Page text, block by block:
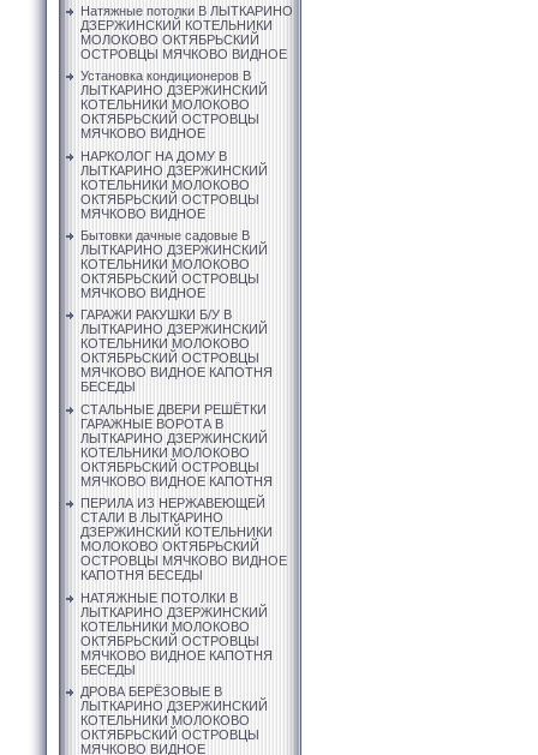
Натяжные потолки В ЛЫТКАРИНО
ДЗЕРЖИНСКИЙ КОТЕЛЬНИКИ
МОЛОКОВО ОКТЯБРЬСКИЙ
ОСТРОВЦЫ МЯЧКОВО ВИДНОЕ
Установка кондиционеров В
ЛЫТКАРИНО ДЗЕРЖИНСКИЙ
КОТЕЛЬНИКИ МОЛОКОВО
ОКТЯБРЬСКИЙ ОСТРОВЦЫ
МЯЧКОВО ВИДНОЕ
НАРКОЛОГ НА ДОМУ В
ЛЫТКАРИНО ДЗЕРЖИНСКИЙ
КОТЕЛЬНИКИ МОЛОКОВО
ОКТЯБРЬСКИЙ ОСТРОВЦЫ
МЯЧКОВО ВИДНОЕ
Бытовки дачные садовые В
ЛЫТКАРИНО ДЗЕРЖИНСКИЙ
КОТЕЛЬНИКИ МОЛОКОВО
ОКТЯБРЬСКИЙ ОСТРОВЦЫ
МЯЧКОВО ВИДНОЕ
ГАРАЖИ РАКУШКИ Б/У В
ЛЫТКАРИНО ДЗЕРЖИНСКИЙ
КОТЕЛЬНИКИ МОЛОКОВО
ОКТЯБРЬСКИЙ ОСТРОВЦЫ
МЯЧКОВО ВИДНОЕ КАПОТНЯ
БЕСЕДЫ
СТАЛЬНЫЕ ДВЕРИ РЕШЁТКИ
ГАРАЖНЫЕ ВОРОТА В
ЛЫТКАРИНО ДЗЕРЖИНСКИЙ
КОТЕЛЬНИКИ МОЛОКОВО
ОКТЯБРЬСКИЙ ОСТРОВЦЫ
МЯЧКОВО ВИДНОЕ КАПОТНЯ
ПЕРИЛА ИЗ НЕРЖАВЕЮЩЕЙ
СТАЛИ В ЛЫТКАРИНО
ДЗЕРЖИНСКИЙ КОТЕЛЬНИКИ
МОЛОКОВО ОКТЯБРЬСКИЙ
ОСТРОВЦЫ МЯЧКОВО ВИДНОЕ
КАПОТНЯ БЕСЕДЫ
НАТЯЖНЫЕ ПОТОЛКИ В
ЛЫТКАРИНО ДЗЕРЖИНСКИЙ
КОТЕЛЬНИКИ МОЛОКОВО
ОКТЯБРЬСКИЙ ОСТРОВЦЫ
МЯЧКОВО ВИДНОЕ КАПОТНЯ
БЕСЕДЫ
ДРОВА БЕРЁЗОВЫЕ В
ЛЫТКАРИНО ДЗЕРЖИНСКИЙ
КОТЕЛЬНИКИ МОЛОКОВО
ОКТЯБРЬСКИЙ ОСТРОВЦЫ
МЯЧКОВО ВИДНОЕ